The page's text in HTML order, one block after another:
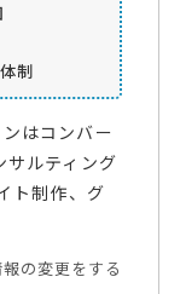
制
はコンバー
サルティング
ト制作、グ
の変更をする